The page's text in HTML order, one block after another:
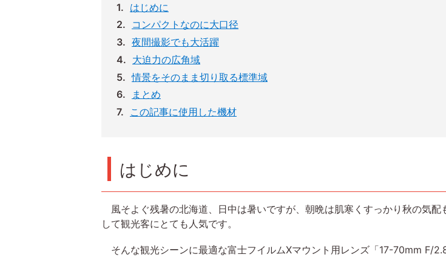
はじめに
コンパクトなのに大口径
夜間撮影でも大活躍
大迫力の広角域
情景をそのまま切り取る標準域
まとめ
この記事に使用した機材
はじめに
風そよぐ残暑の北海道、日中は暑いですが、朝晩は肌寒くすっかり秋の気
して観光客にとても人気です。
そんな観光シーンに最適な富士フイルムXマウント用レンズ「17-70mm F/